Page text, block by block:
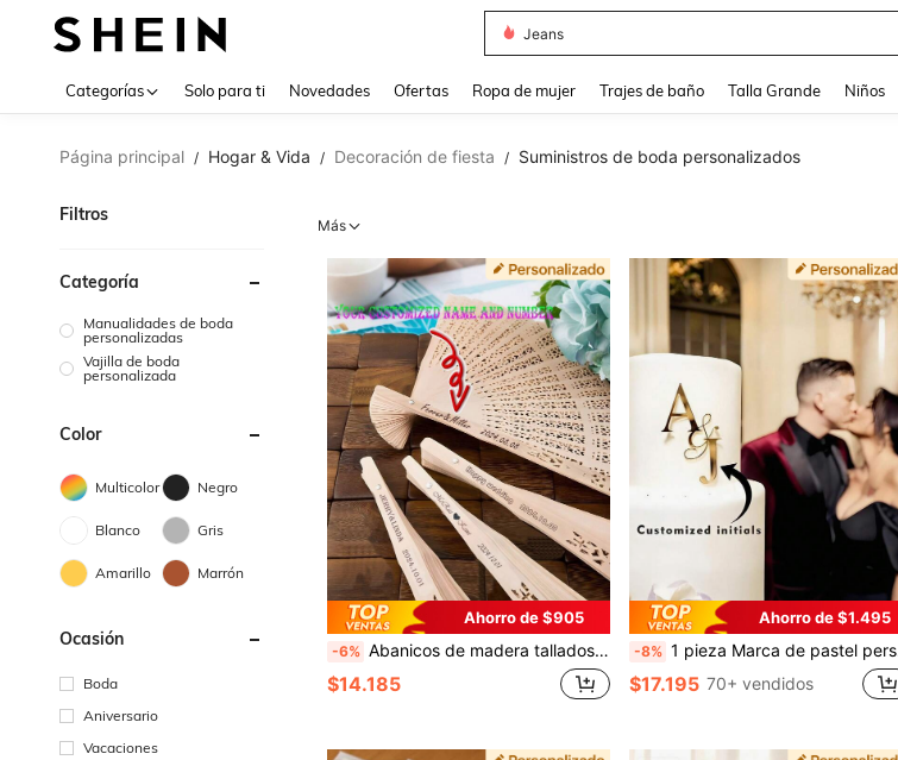
Jeans
Categorías Solo para ti Novedades Ofertas Ropa de mujer Trajes de baño Talla Grande Niños
Página principal / Hogar & Vida / Decoración de fiesta / Suministros de boda personalizados
Filtros
Categoría
Manualidades de boda
personalizadas
Vajilla de boda
personalizada
Color
Multicolor Negro
Blanco Gris
Amarillo Marrón
Ocasión
Boda
Aniversario
Vacaciones
Más
Ahorro de $905
-6% Abanicos de madera tallados personalizados, regalos de boda para invitados, abanicos de novia, abanicos conmemorativos, piezas de arte, Poetcore, amor eterno, regalo del Día de la Madre, aniversario, recuerdos de boda, regalo único
$14.185
Ahorro de $1.495
-8% 1 pieza Marca de pastel personalizada, Decoración de pastel de cumpleaños - Acrílico dorado/plateado/oro rosa, Accesorios de pastel de boda y vacaciones, Recuerdos, Reutilizable, Regalo personalizado, Celebración, Aniversario, Suministros para fiestas
$17.195 70+ vendidos